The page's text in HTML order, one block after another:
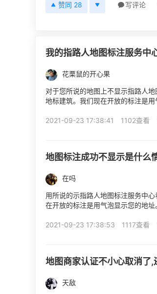
赞同 28 写评论
我的指路人地图标注服务中
花栗鼠的开心果
对于您所说的地图上不显示指路人
地标建筑。我们现在开放的标注是
2021-09-23 17:38:41 1102查看
地图标注成功不显示是什么
在吗
用所说的示指路人地图标注服务中
在开放的标注是用气泡显示您的地
2021-09-23 17:38:53 1117查看
地图商家认证不小心取消了,
天敌